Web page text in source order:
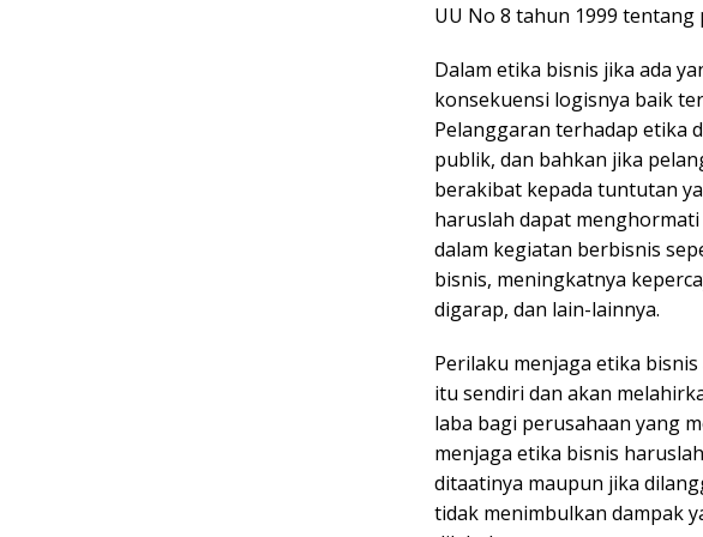
UU No 8 tahun 1999
Dalam etika bisnis jika ada
konsekuensi logisnya baik
Pelanggaran terhadap etika
publik, dan bahkan jika
berakibat kepada tuntutan
haruslah dapat
dalam kegiatan berbisnis
bisnis, meningkatnya
digarap, dan lain-lainnya.
Perilaku menjaga etika
itu sendiri dan akan
laba bagi perusahaan yang
menjaga etika bisnis
ditaatinya maupun jika
tidak menimbulkan dampak